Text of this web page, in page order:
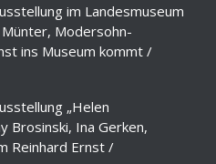
im Landesmuseum
Modersohn-
ins Museum kommt /
„Helen
Brosinski, Ina Gerken,
Reinhard Ernst /